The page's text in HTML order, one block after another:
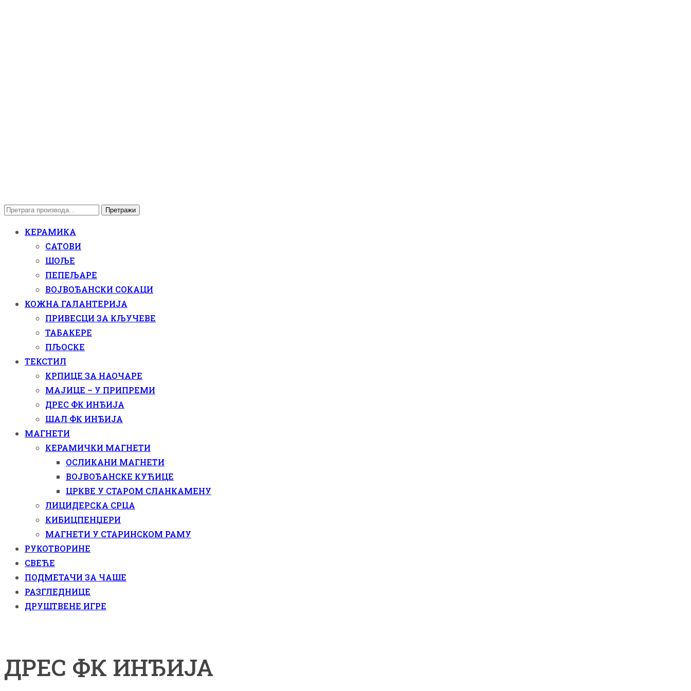
Претрага
Претражи
КЕРАМИКА
САТОВИ
ШОЉЕ
ПЕПЕЉАРЕ
ВОЈВОЂАНСКИ СОКАЦИ
КОЖНА ГАЛАНТЕРИЈА
ПРИВЕСЦИ ЗА КЉУЧЕВЕ
ТАБАКЕРЕ
ПЉОСКЕ
ТЕКСТИЛ
КРПИЦЕ ЗА НАОЧАРЕ
МАЈИЦЕ – У ПРИПРЕМИ
ДРЕС ФК ИНЂИЈА
ШАЛ ФК ИНЂИЈА
МАГНЕТИ
КЕРАМИЧКИ МАГНЕТИ
ОСЛИКАНИ МАГНЕТИ
ВОЈВОЂАНСКЕ КУЋИЦЕ
ЦРКВЕ У СТАРОМ СЛАНКАМЕНУ
ЛИЦИДЕРСКА СРЦА
КИБИЦПЕНЏЕРИ
МАГНЕТИ У СТАРИНСКОМ РАМУ
РУКОТВОРИНЕ
СВЕЋЕ
ПОДМЕТАЧИ ЗА ЧАШЕ
РАЗГЛЕДНИЦЕ
ДРУШТВЕНЕ ИГРЕ
ДРЕС ФК ИНЂИЈА